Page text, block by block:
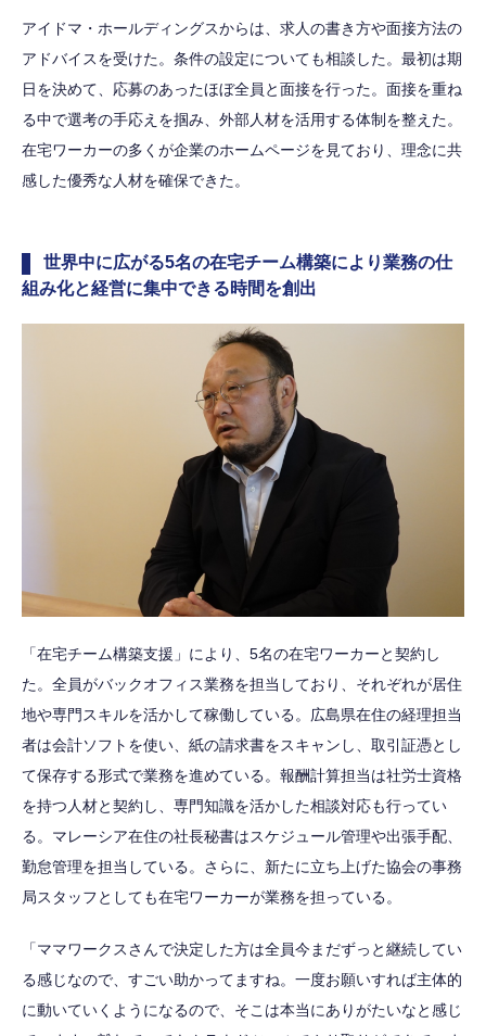
アイドマ・ホールディングスからは、求人の書き方や面接方法の
アドバイスを受けた。条件の設定についても相談した。最初は期
日を決めて、応募のあったほぼ全員と面接を行った。面接を重ね
る中で選考の手応えを掴み、外部人材を活用する体制を整えた。
在宅ワーカーの多くが企業のホームページを見ており、理念に共
感した優秀な人材を確保できた。
世界中に広がる5名の在宅チーム構築により業務の仕
組み化と経営に集中できる時間を創出
「在宅チーム構築支援」により、5名の在宅ワーカーと契約し
た。全員がバックオフィス業務を担当しており、それぞれが居住
地や専門スキルを活かして稼働している。広島県在住の経理担当
者は会計ソフトを使い、紙の請求書をスキャンし、取引証憑とし
て保存する形式で業務を進めている。報酬計算担当は社労士資格
を持つ人材と契約し、専門知識を活かした相談対応も行ってい
る。マレーシア在住の社長秘書はスケジュール管理や出張手配、
勤怠管理を担当している。さらに、新たに立ち上げた協会の事務
局スタッフとしても在宅ワーカーが業務を担っている。
「ママワークスさんで決定した方は全員今まだずっと継続してい
る感じなので、すごい助かってますね。一度お願いすれば主体的
に動いていくようになるので、そこは本当にありがたいなと感じ